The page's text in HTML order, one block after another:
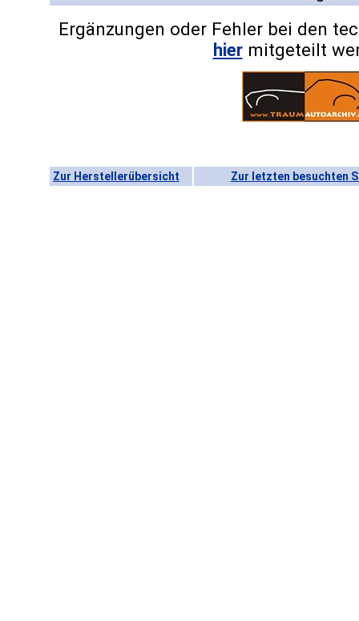
Ergänzungen oder Fehler bei den
hiermitgeteilt
Zur Herstellerübersicht Zur letzten besuchten